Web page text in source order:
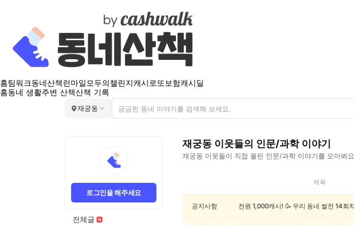
홈팀워크동네산책 런마일모두의챌린지캐시로또보험캐시딜
홈동네 생활주변 산책산책 기록
재궁동
로그인을 해주세요
전체글
재궁동 이웃들의 인문/과학이야기
재궁동 이웃들이 직접 올린 인문/과학 이야기를 모아봐요
동
제목
공지사항